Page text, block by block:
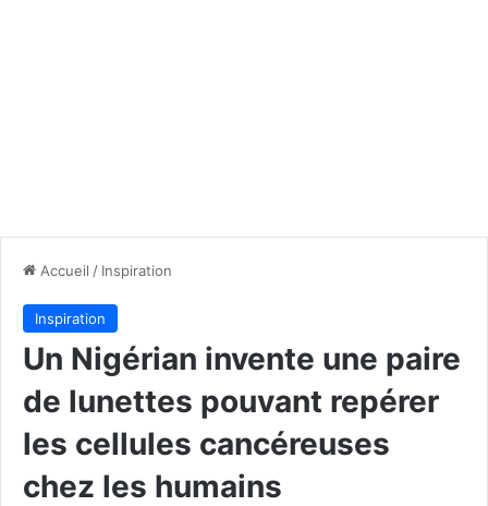
Accueil / Inspiration
Inspiration
Un Nigérian invente une paire
de lunettes pouvant repérer
les cellules cancéreuses
chez les humains